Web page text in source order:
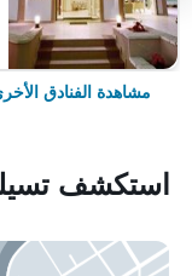
مشاهدة الفنادق
استكشف